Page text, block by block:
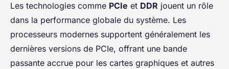
Les technologies comme PCIe et DDR jouent un rôle
dans la performance globale du système. Les
processeurs modernes supportent généralement les
dernières versions de PCIe, offrant une bande
passante accrue pour les cartes graphiques et autres